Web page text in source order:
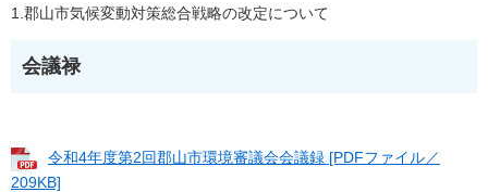
1.郡山市気候変動対策総合戦略の改定について
会議禄
令和4年度第2回郡山市環境審議会会議録 [PDFファイル／
209KB]